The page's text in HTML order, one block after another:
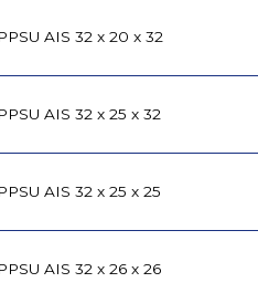
AIS 32 x 20 x 32
AIS 32 x 25 x 32
AIS 32 x 25 x 25
AIS 32 x 26 x 26